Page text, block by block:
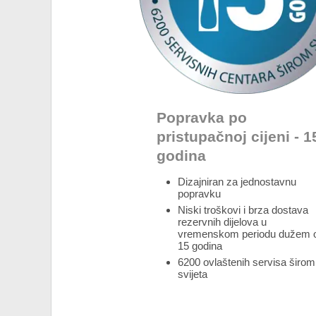
Popravka po
pristupačnoj cijeni -
godina
Dizajniran za jednostavnu
popravku
Niski troškovi i brza dostava
rezervnih dijelova u
vremenskom periodu dužem
15 godina
6200 ovlaštenih servisa širom
svijeta